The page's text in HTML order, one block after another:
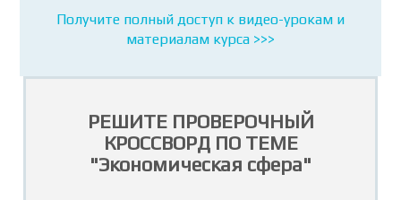
Получите полный доступ к видео-урокам и
материалам курса >>>
РЕШИТЕ ПРОВЕРОЧНЫЙ
КРОССВОРД ПО ТЕМЕ
"Экономическая сфера"